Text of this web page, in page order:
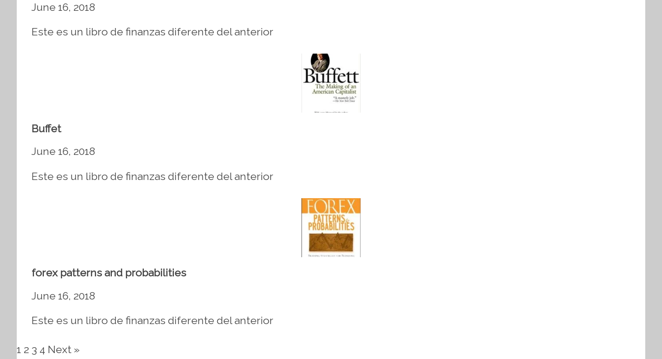
June 16, 2018
Este es un libro de finanzas diferente del anterior
Buffet
June 16, 2018
Este es un libro de finanzas diferente del anterior
forex patterns and probabilities
June 16, 2018
Este es un libro de finanzas diferente del anterior
1 2 3 4 Next »